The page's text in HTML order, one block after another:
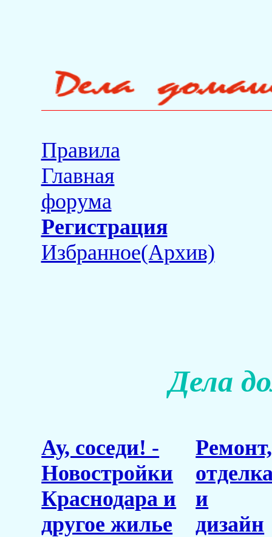
Правила
Главная
форума
Регистрация
Избранное(Архив)
Дела
Ау, соседи! -
Новостройки
Краснодара и
другое жилье
Ремонт,
и
дизайн